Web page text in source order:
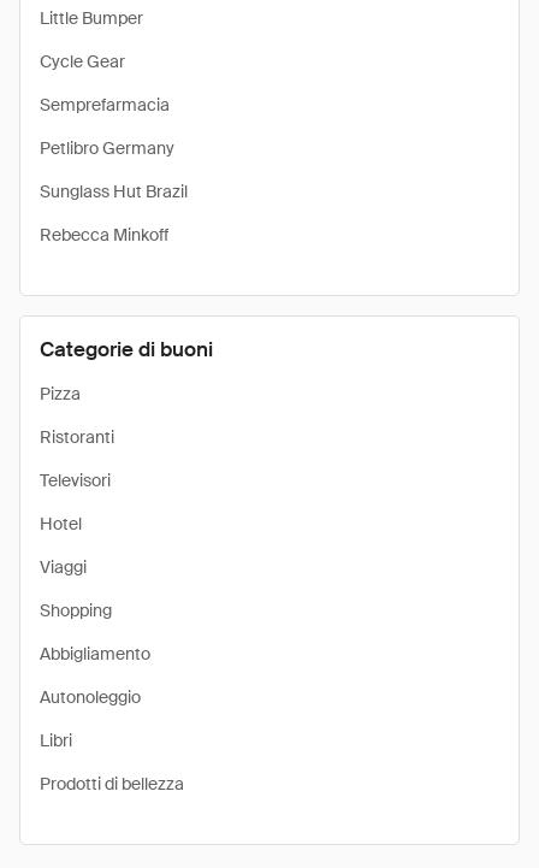
Little Bumper
Cycle Gear
Semprefarmacia
Petlibro Germany
Sunglass Hut Brazil
Rebecca Minkoff
Categorie di buoni
Pizza
Ristoranti
Televisori
Hotel
Viaggi
Shopping
Abbigliamento
Autonoleggio
Libri
Prodotti di bellezza